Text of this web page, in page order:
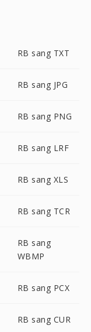
RB sang TXT
RB sang JPG
RB sang PNG
RB sang LRF
RB sang XLS
RB sang TCR
RB sang
WBMP
RB sang PCX
RB sang CUR